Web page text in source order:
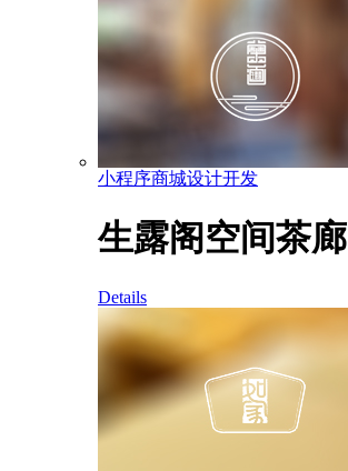
小程序商城设计开发
生露阁空间茶廊
Details